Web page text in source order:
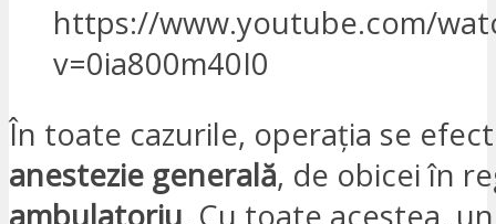
https://www.youtube.com/
v=0ia800m40I0
În toate cazurile, operația se
anestezie generală, de obicei în
ambulatoriu. Cu toate acestea,